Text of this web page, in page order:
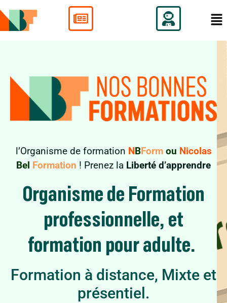
l’Organisme de formation N BFormou Nicolas
Bel
Formation ! Prenez la Liberté d’apprendre
Organisme de Formation
professionnelle, et
formation pour adulte.
Formation à distance, Mixte et
présentiel.